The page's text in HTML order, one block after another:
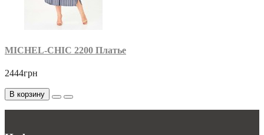
MICHEL-CHIC 2200 Платье
2444грн
В корзину